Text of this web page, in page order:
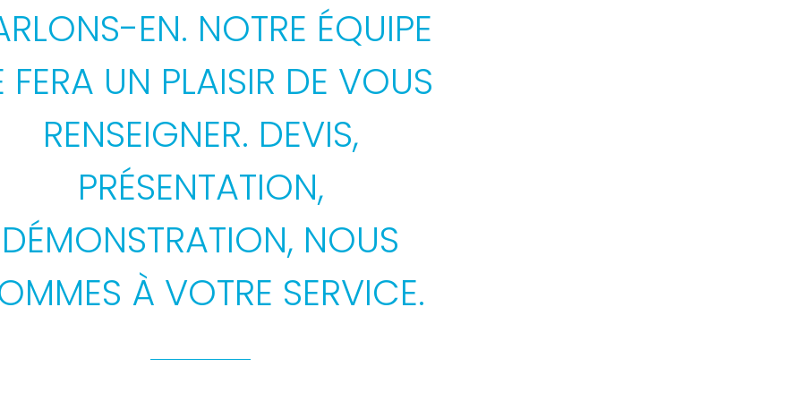
EN. NOTRE ÉQUIPE
FERA UN PLAISIR DE VOUS
RENSEIGNER. DEVIS,
PRÉSENTATION,
DÉMONSTRATION, NOUS
À VOTRE SERVICE.